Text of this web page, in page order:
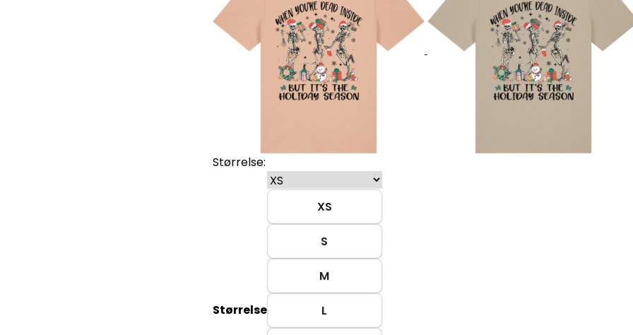
Størrelse:
Størrelse
XS
S
M
L